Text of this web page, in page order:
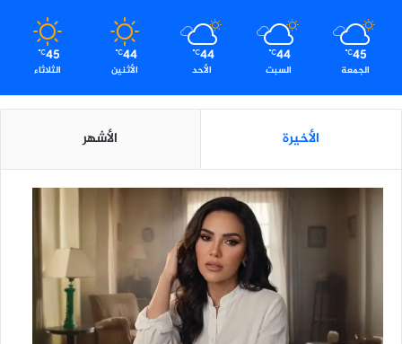
ذ
ا
45
℃
الجمعة
44
℃
السبت
44
℃
الأحد
44
℃
الأثنين
45
℃
الثلاثاء
الأخيرة الأشهر